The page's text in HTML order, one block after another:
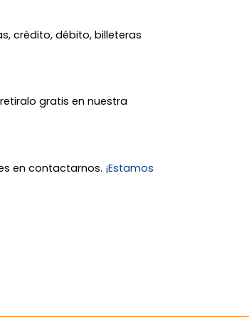
crédito, débito, billeteras
gratis en nuestra
en contactarnos. ¡Estamos